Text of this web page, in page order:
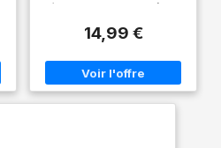
corps. Ne vous inquiétez pas
incroyable adaptabilité - même
les personnes ayant des
cuisses plus larges ou des
14,99 €